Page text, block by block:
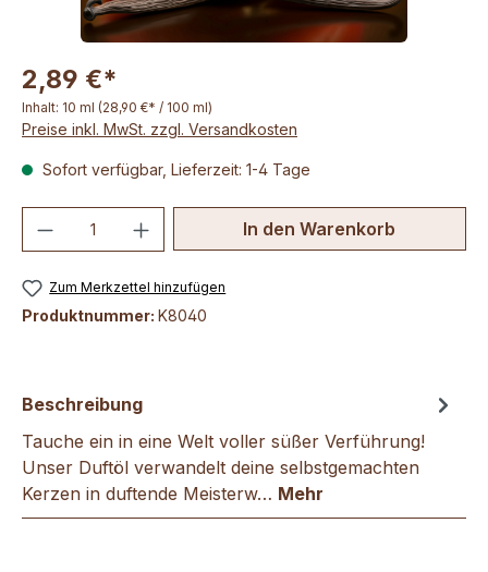
2,89 €*
Inhalt: 10 ml (28,90 €* / 100 ml)
Preise inkl. MwSt. zzgl. Versandkosten
Sofort verfügbar, Lieferzeit: 1-4 Tage
Produkt Anzahl: Gib denIn den Warenkorb
Zum Merkzettel hinzufügen
Produktnummer: K8040
Beschreibung
Tauche ein in eine Welt voller süßer Verführung!
Unser Duftöl verwandelt deine selbstgemachten
Kerzen in duftende Meisterw… Mehr